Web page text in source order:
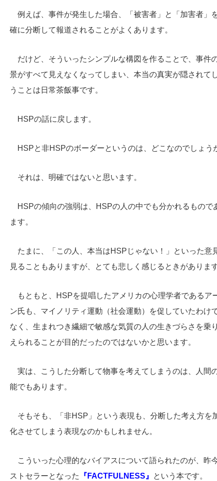
例えば、事件が発生した場合、「被害者」と「加害者」
確に分断して報道されることがよくあります。
だけど、そういったシンプルな構図を作ることで、事件
景がすべて見えなくなってしまい、本当の真実が隠されて
うことは日常茶飯事です。
HSPの話に戻します。
HSPと非HSPのボーダーというのは、どこなのでしょう
それは、明確ではないと思います。
HSPの傾向の強弱は、HSPの人の中でも分かれるもので
ます。
たまに、「この人、本当はHSPじゃない！」といった意
見ることもありますが、とても悲しく感じるときがありま
もともと、HSPを提唱したアメリカの心理学者であるア
ン氏も、マイノリティ運動（社会運動）を促していたわけ
なく、生まれつき繊細で敏感な気質の人の生きづらさを乗
えられることが目的だったのではないかと思います。
実は、こうした分断して物事を考えてしまうのは、人間
能でもあります。
そもそも、「非HSP」という表現も、分断した考え方を
化させてしまう表現なのかもしれません。
こういった心理的なバイアスについて語られたのが、昨
ストセラーとなった
『FACTFULNESS』 という本です。